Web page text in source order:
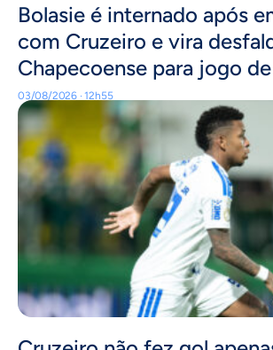
Bolasie é internado após
com Cruzeiro e vira
Chapecoense para jogo
03/08/2026 · 12h55